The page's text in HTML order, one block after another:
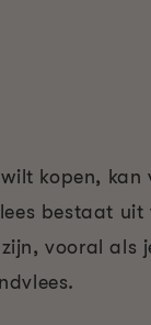
kopen, kan
bestaat uit
vooral als